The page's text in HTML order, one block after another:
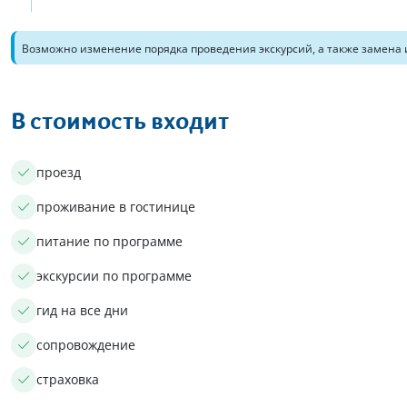
Возможно изменение порядка проведения экскурсий, а также
В стоимость входит
проезд
проживание в гостинице
питание по программе
экскурсии по программе
гид на все дни
сопровождение
страховка